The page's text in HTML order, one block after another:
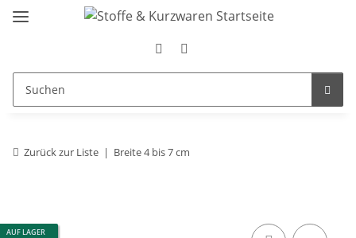
Zurück zur Liste Breite 4 bis 7 cm
AUF LAGER